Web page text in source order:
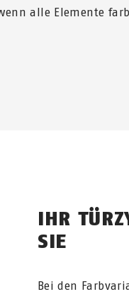
alle Elemente
IHR
SIE
Bei den